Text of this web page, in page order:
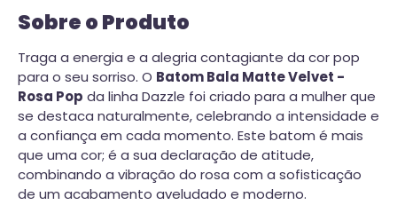
Sobre o Produto
Traga a energia e a alegria contagiante da cor pop
para o seu sorriso. O Batom Bala Matte Velvet -
Rosa Pop da linha Dazzle foi criado para a mulher que
se destaca naturalmente, celebrando a intensidade e
a confiança em cada momento. Este batom é mais
que uma cor; é a sua declaração de atitude,
combinando a vibração do rosa com a sofisticação
de um acabamento aveludado e moderno.